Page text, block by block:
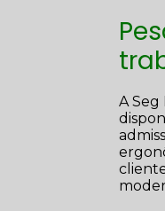
A Seg